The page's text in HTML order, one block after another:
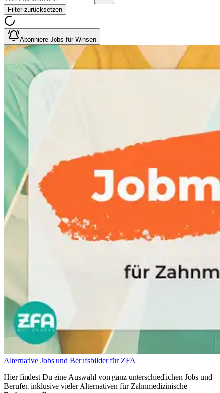
Filter zurücksetzen
Abonniere Jobs für Winsen
Alternative Jobs und Berufsbilder für ZFA
Hier findest Du eine Auswahl von ganz unterschiedlichen Jobs und
Berufen inklusive vieler Alternativen für Zahnmedizinische